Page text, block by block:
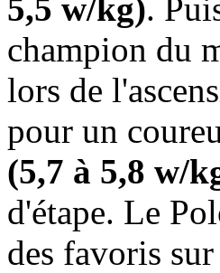
5,5 w/kg).
champion du
lors de
pour un
(5,7 à 5,8 w/
d'étape. Le
des favoris